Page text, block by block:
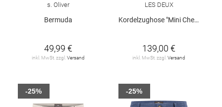
s. Oliver
Bermuda
49,99 €
inkl. MwSt. zzgl. Versand
LES DEUX
Kordelzughose "Mini Check"
139,00 €
inkl. MwSt. zzgl. Versand
-25% -25%